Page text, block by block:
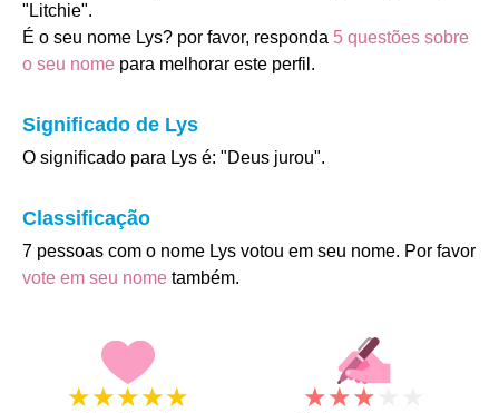
"Litchie".
É o seu nome Lys? por favor, responda 5 questões sobre
o seu nome para melhorar este perfil.
Significado de Lys
O significado para Lys é: "Deus jurou".
Classificação
7 pessoas com o nome Lys votou em seu nome. Por favor
vote em seu nome também.
★★★★★ ★★★